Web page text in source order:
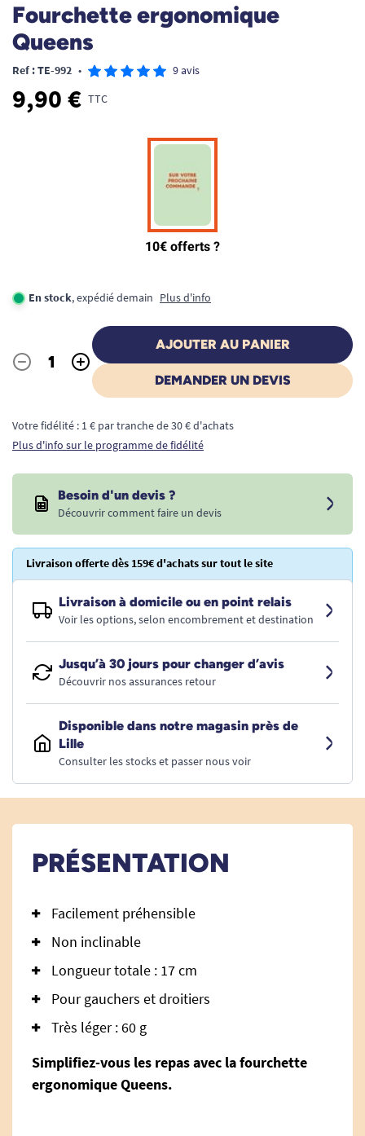
Fourchette ergonomique
Queens
Ref : TE-992 • 9 avis
9,90 € TTC
En stock, expédié demain Plus d'info
Quantité
- +
AJOUTER AU PANIER
DEMANDER UN DEVIS
Votre fidélité : 1 € par tranche de 30 € d'achats
Plus d'info sur le programme de fidélité
Besoin d'un devis ?
Découvrir comment faire un devis
Livraison offerte dès 159€ d'achats sur tout le site
Livraison à domicile ou en point relais
Voir les options, selon encombrement et destination
Jusqu’à 30 jours pour changer d’avis
Découvrir nos assurances retour
Disponible dans notre magasin près de
Lille
Consulter les stocks et passer nous voir
PRÉSENTATION
Facilement préhensible
Non inclinable
Longueur totale : 17 cm
Pour gauchers et droitiers
Très léger : 60 g
Simplifiez-vous les repas avec la fourchette
ergonomique Queens.